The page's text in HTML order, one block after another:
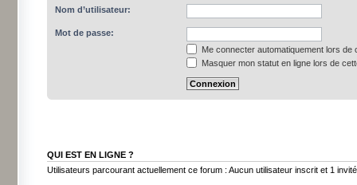
Nom d’utilisateur:
Mot de passe:
Me connecter automatiquement lors de
Masquer mon statut en ligne lors de
QUI EST EN LIGNE ?
Utilisateurs parcourant actuellement ce forum : Aucun utilisateur inscrit et 1 invité